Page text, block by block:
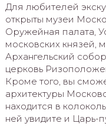
Для любителей
открыты музеи
Оружейная палата,
московских князей,
Архангельский
церковь
Кроме того, вы
архитектуры
находится в
ней увидите и Царь-